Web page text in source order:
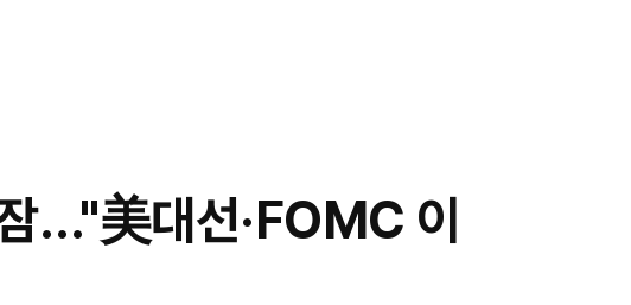
…"美대선·FOMC 이